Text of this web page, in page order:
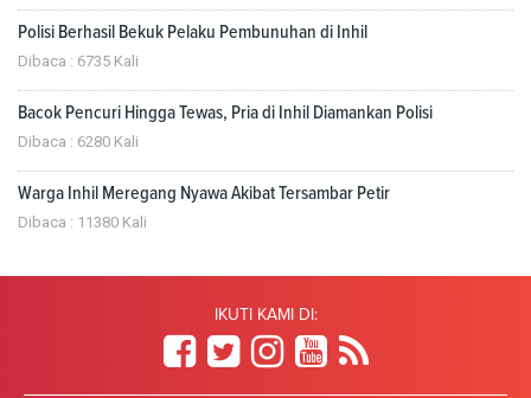
Polisi Berhasil Bekuk Pelaku Pembunuhan di Inhil
Dibaca : 6735 Kali
Bacok Pencuri Hingga Tewas, Pria di Inhil Diamankan Polisi
Dibaca : 6280 Kali
Warga Inhil Meregang Nyawa Akibat Tersambar Petir
Dibaca : 11380 Kali
IKUTI KAMI DI: